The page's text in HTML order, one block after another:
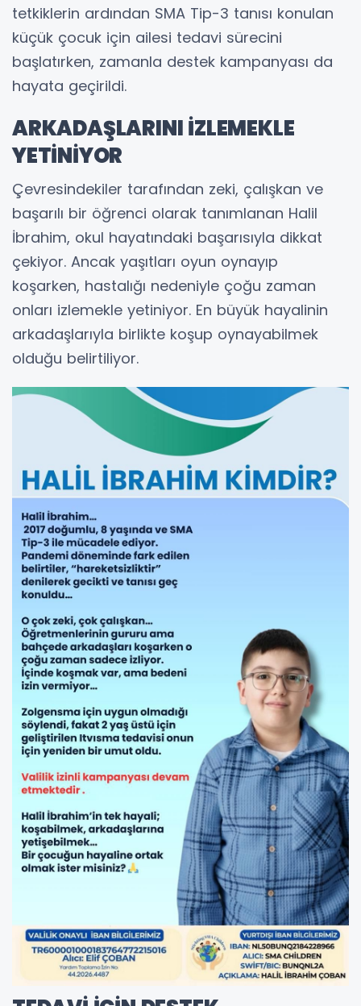
tetkiklerin ardından SMA Tip-3 tanısı konulan
küçük çocuk için ailesi tedavi sürecini
başlatırken, zamanla destek kampanyası da
hayata geçirildi.
ARKADAŞLARINI İZLEMEKLE
YETİNİYOR
Çevresindekiler tarafından zeki, çalışkan ve
başarılı bir öğrenci olarak tanımlanan Halil
İbrahim, okul hayatındaki başarısıyla dikkat
çekiyor. Ancak yaşıtları oyun oynayıp
koşarken, hastalığı nedeniyle çoğu zaman
onları izlemekle yetiniyor. En büyük hayalinin
arkadaşlarıyla birlikte koşup oynayabilmek
olduğu belirtiliyor.